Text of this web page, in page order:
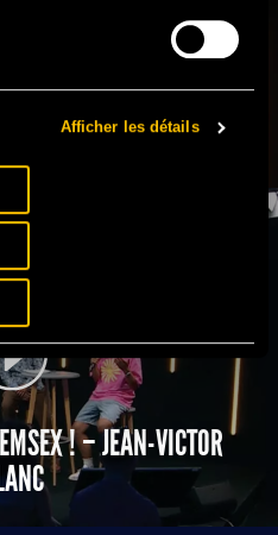
Afficher les détails
AFRIQUE – FRÉDÉRIC
! – JEAN-VICTOR